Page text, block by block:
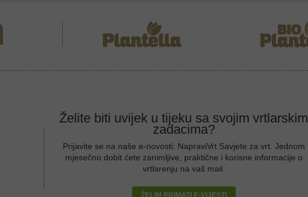
Želite biti uvijek u tijeku sa svojim vrtlarskim
zadacima?
Prijavite se na naše e-novosti: NapraviVrt Savjete za vrt. Jednom
mjesečno dobit ćete zanimljive, praktične i korisne informacije o
vrtlarenju na vaš mail.
ŽELIM PRIMATI E-VIJESTI